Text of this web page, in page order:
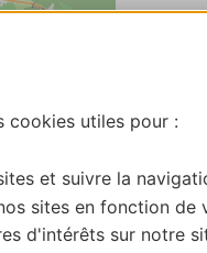
cookies utiles pour :
et suivre la
sites en fonction de
d'intérêts sur notre